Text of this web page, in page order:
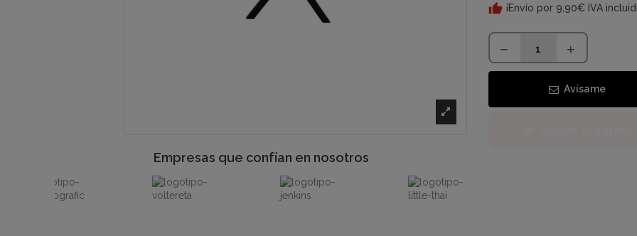
Empresas que confían en nosotros
¡Envío por 9,90€ IVA
Avísame